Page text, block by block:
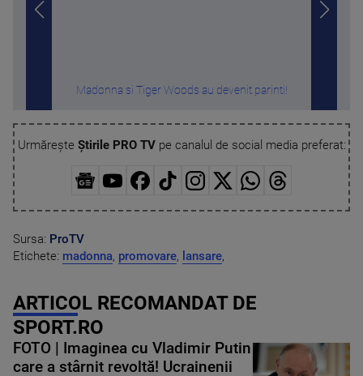
Madonna si Tiger Woods au devenit parinti!
Urmărește Știrile PRO TVpe canalul de social media preferat:
Sursa: ProTV
Etichete: madonna, promovare, lansare,
ARTICOL RECOMANDAT DE
SPORT.RO
FOTO | Imaginea cu Vladimir Putin
care a stârnit revoltă! Ucrainenii